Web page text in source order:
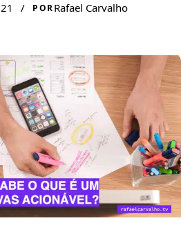
/ PORRafael Carvalho